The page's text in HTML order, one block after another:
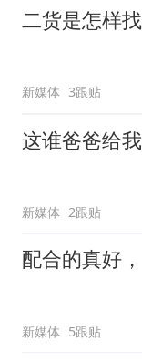
二货是怎样
新媒体 3跟贴
这谁爸爸给
新媒体 2跟贴
配合的真好
新媒体 5跟贴